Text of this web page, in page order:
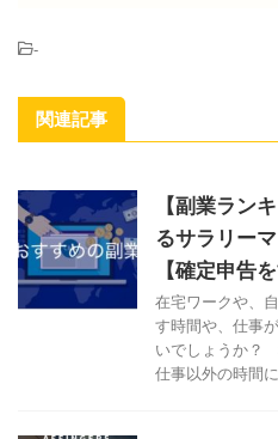
-
関連記事
【副業ラン
るサラリー
【確定申告を
在宅ワークや、
す時間や、仕事
いでしょうか？
仕事以外の時間